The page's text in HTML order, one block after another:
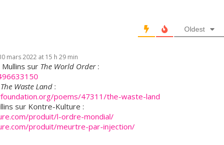
c
Oldest
mars 2022 at 15 h 29 min
sur The World Order:
The Waste Land :
poems/47311/the-waste-land
sur Kontre-Kulture :
produit/l-ordre-mondial/
produit/meurtre-par-injection/